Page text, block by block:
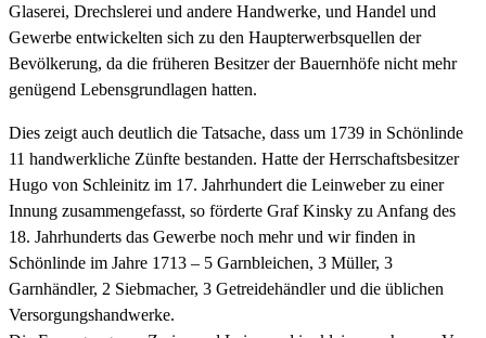
Glaserei, Drechslerei und andere Handwerke, und Handel und
Gewerbe entwickelten sich zu den Haupterwerbsquellen der
Bevölkerung, da die früheren Besitzer der Bauernhöfe nicht mehr
genügend Lebensgrundlagen hatten.
Dies zeigt auch deutlich die Tatsache, dass um 1739 in Schönlinde
11 handwerkliche Zünfte bestanden. Hatte der Herrschaftsbesitzer
Hugo von Schleinitz im 17. Jahrhundert die Leinweber zu einer
Innung zusammengefasst, so förderte Graf Kinsky zu Anfang des
18. Jahrhunderts das Gewerbe noch mehr und wir finden in
Schönlinde im Jahre 1713 – 5 Garnbleichen, 3 Müller, 3
Garnhändler, 2 Siebmacher, 3 Getreidehändler und die üblichen
Versorgungshandwerke.